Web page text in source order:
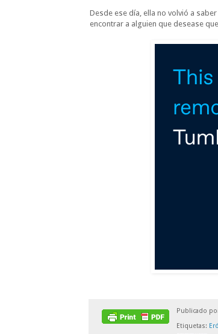
Desde ese día, ella no volvió a
encontrar a alguien que desease
Publicado
Etiquetas: